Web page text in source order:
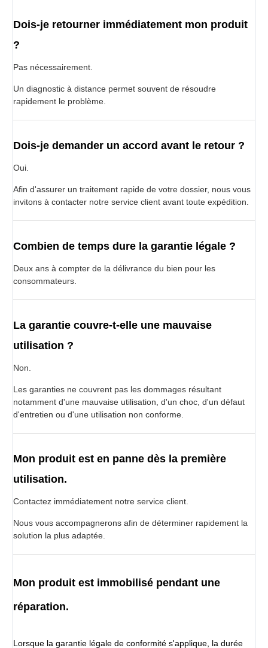
Dois-je retourner immédiatement mon produit
?
Pas nécessairement.
Un diagnostic à distance permet souvent de résoudre
rapidement le problème.
Dois-je demander un accord avant le retour ?
Oui.
Afin d'assurer un traitement rapide de votre dossier, nous vous
invitons à contacter notre service client avant toute expédition.
Combien de temps dure la garantie légale ?
Deux ans à compter de la délivrance du bien pour les
consommateurs.
La garantie couvre-t-elle une mauvaise
utilisation ?
Non.
Les garanties ne couvrent pas les dommages résultant
notamment d'une mauvaise utilisation, d'un choc, d'un défaut
d'entretien ou d'une utilisation non conforme.
Mon produit est en panne dès la première
utilisation.
Contactez immédiatement notre service client.
Nous vous accompagnerons afin de déterminer rapidement la
solution la plus adaptée.
Mon produit est immobilisé pendant une
réparation.
Lorsque la garantie légale de conformité s'applique, la durée